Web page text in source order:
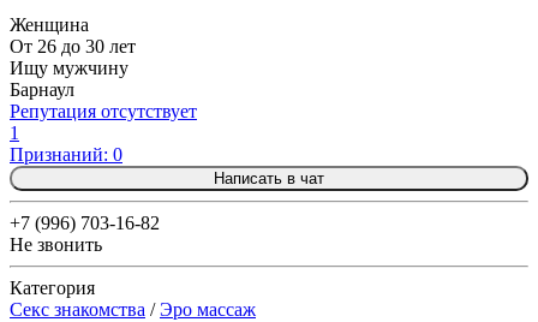
Женщина
От 26 до 30 лет
Ищу мужчину
Барнаул
Репутация отсутствует
1
Признаний: 0
Написать в чат
+7 (996) 703-16-82
Не звонить
Категория
Секс знакомства /Эро массаж